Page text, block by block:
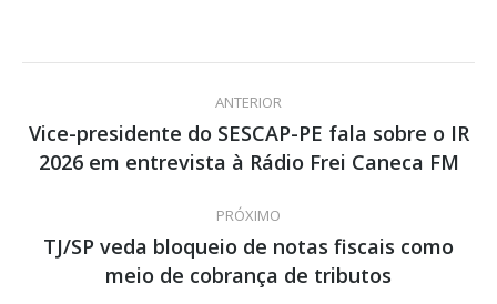
Navegação
de
post:
ANTERIOR
Post
anterior:
Vice-presidente do SESCAP-PE fala sobre o IR
2026 em entrevista à Rádio Frei Caneca FM
PRÓXIMO
Próximo
post:
TJ/SP veda bloqueio de notas fiscais como
meio de cobrança de tributos